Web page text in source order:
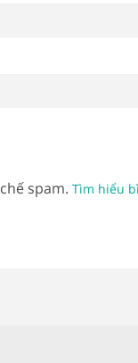
spam. Tìm hiểu